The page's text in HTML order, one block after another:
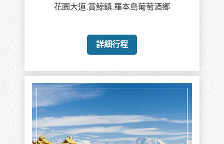
花園大道.賞鯨鎮.羅本島葡萄酒鄉
詳細行程